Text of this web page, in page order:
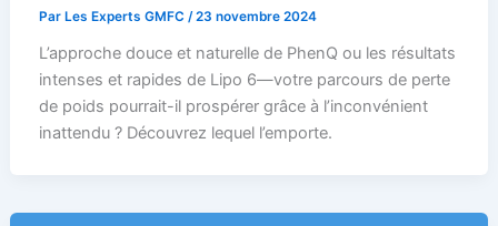
ParLes Experts GMFC /23 novembre 2024
L’approche douce et naturelle de PhenQ ou les résultats
intenses et rapides de Lipo 6—votre parcours de perte
de poids pourrait-il prospérer grâce à l’inconvénient
inattendu ? Découvrez lequel l’emporte.